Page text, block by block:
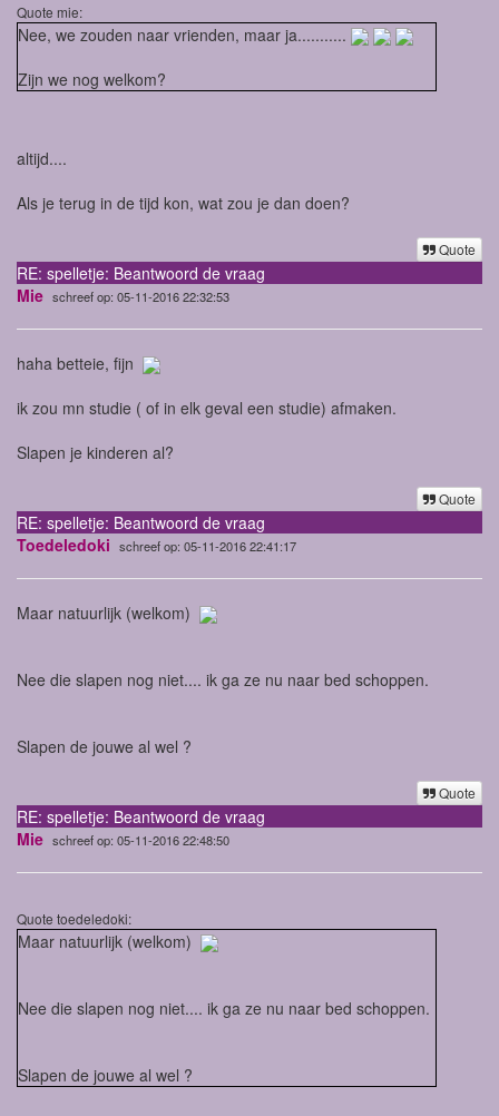
Quote mie:
Nee, we zouden naar vrienden, maar ja...........
Zijn we nog welkom?
altijd....
Als je terug in de tijd kon, wat zou je dan doen?
Quote
RE: spelletje: Beantwoord de vraag
Mie schreef op: 05-11-2016 22:32:53
haha betteie, fijn
ik zou mn studie ( of in elk geval een studie) afmaken.
Slapen je kinderen al?
Quote
RE: spelletje: Beantwoord de vraag
Toedeledoki schreef op: 05-11-2016 22:41:17
Maar natuurlijk (welkom)
Nee die slapen nog niet.... ik ga ze nu naar bed schoppen.
Slapen de jouwe al wel ?
Quote
RE: spelletje: Beantwoord de vraag
Mie schreef op: 05-11-2016 22:48:50
Quote toedeledoki:
Maar natuurlijk (welkom)
Nee die slapen nog niet.... ik ga ze nu naar bed schoppen.
Slapen de jouwe al wel ?